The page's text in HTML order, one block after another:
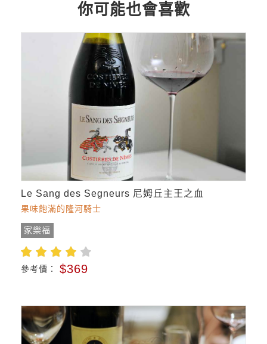
你可能也會喜歡
Le Sang des Segneurs 尼姆丘主王之血
果味飽滿的隆河騎士
家樂福
參考價： $369